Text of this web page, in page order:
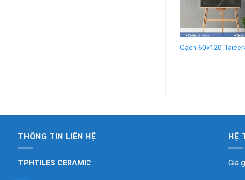
Gạch 60×120
THÔNG TIN LIÊN HỆ
TPHTILES CERAMIC
HỆ
Giá